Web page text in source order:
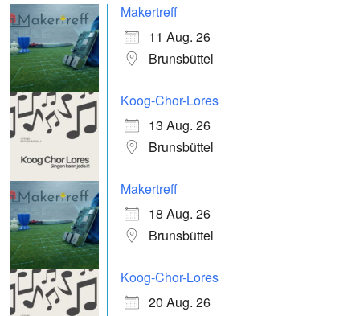
Makertreff
11 Aug. 26
Brunsbüttel
Koog-Chor-Lores
13 Aug. 26
Brunsbüttel
Makertreff
18 Aug. 26
Brunsbüttel
Koog-Chor-Lores
20 Aug. 26